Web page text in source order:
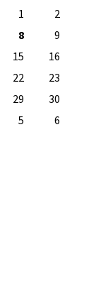
1
2
8
9
15
16
22
23
29
30
5
6